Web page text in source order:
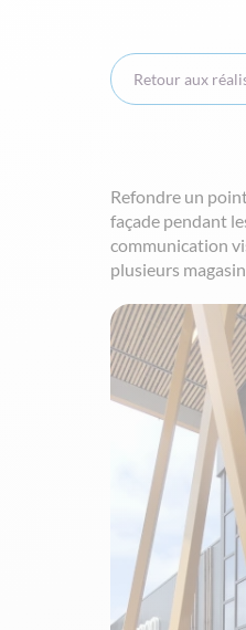
Retour aux
Refondre un
façade pendant
communication
plusieurs